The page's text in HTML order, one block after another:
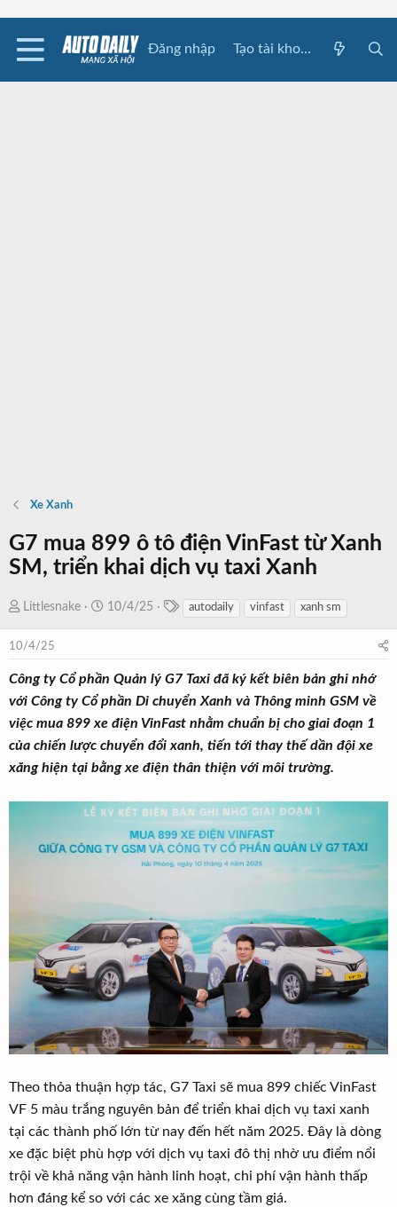
Đăng nhập Tạo tài khoản
Xe Xanh
G7 mua 899 ô tô điện VinFast từ Xanh
SM, triển khai dịch vụ taxi Xanh
T
r
a
d
s
t
a
t
Littlesnake
N
b
ắ
t
đ
ầ
10/4/25 autodaily vinfast xanh sm
10/4/25
Công ty Cổ phần Quản lý G7 Taxi đã ký kết biên bản ghi nhớ
với Công ty Cổ phần Di chuyển Xanh và Thông minh GSM về
việc mua 899 xe điện VinFast nhằm chuẩn bị cho giai đoạn 1
của chiến lược chuyển đổi xanh, tiến tới thay thế dần đội xe
xăng hiện tại bằng xe điện thân thiện với môi trường.
Theo thỏa thuận hợp tác, G7 Taxi sẽ mua 899 chiếc VinFast
VF 5 màu trắng nguyên bản để triển khai dịch vụ taxi xanh
tại các thành phố lớn từ nay đến hết năm 2025. Đây là dòng
xe đặc biệt phù hợp với dịch vụ taxi đô thị nhờ ưu điểm nổi
trội về khả năng vận hành linh hoạt, chi phí vận hành thấp
hơn đáng kể so với các xe xăng cùng tầm giá.